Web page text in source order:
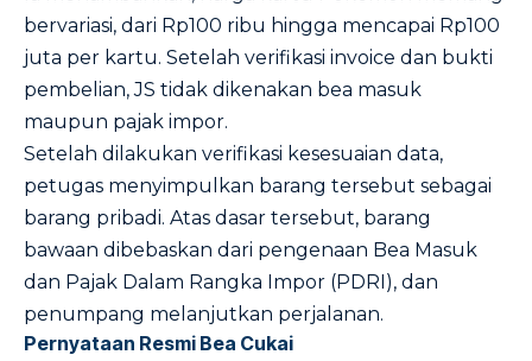
bervariasi, dari Rp100 ribu hingga mencapai Rp100
juta per kartu. Setelah verifikasi invoice dan bukti
pembelian, JS tidak dikenakan bea masuk
maupun pajak impor.
Setelah dilakukan verifikasi kesesuaian data,
petugas menyimpulkan barang tersebut sebagai
barang pribadi. Atas dasar tersebut, barang
bawaan dibebaskan dari pengenaan Bea Masuk
dan Pajak Dalam Rangka Impor (PDRI), dan
penumpang melanjutkan perjalanan.
Pernyataan Resmi Bea Cukai